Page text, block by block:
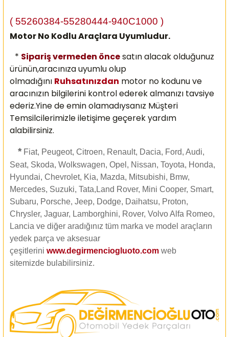
( 55260384-55280444-940C1000 )
Motor No Kodlu Araçlara Uyumludur.
* Sipariş vermeden öncesatın alacak olduğunuz
ürünün,aracınıza uyumlu olup
olmadığını Ruhsatınızdan motor no kodunu ve
aracınızın bilgilerini kontrol ederek almanızı tavsiye
ederiz.Yine de emin olamadıysanız Müşteri
Temsilcilerimizle iletişime geçerek yardım
alabilirsiniz.
* Fiat, Peugeot, Citroen, Renault, Dacia, Ford, Audi,
Seat, Skoda, Wolkswagen, Opel, Nissan, Toyota, Honda,
Hyundai, Chevrolet, Kia, Mazda, Mitsubishi, Bmw,
Mercedes, Suzuki, Tata,Land Rover, Mini Cooper, Smart,
Subaru, Porsche, Jeep, Dodge, Daihatsu, Proton,
Chrysler, Jaguar, Lamborghini, Rover, Volvo Alfa Romeo,
Lancia ve diğer aradığınız tüm marka ve model araçların
yedek parça ve aksesuar
çeşitlerini www.degirmenciogluoto.com web
sitemizde bulabilirsiniz.